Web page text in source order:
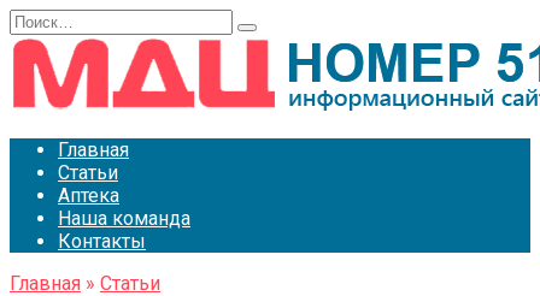
Перейти
к
содержанию
Search
for:
Главная
Статьи
Аптека
Наша команда
Контакты
Главная » Статьи